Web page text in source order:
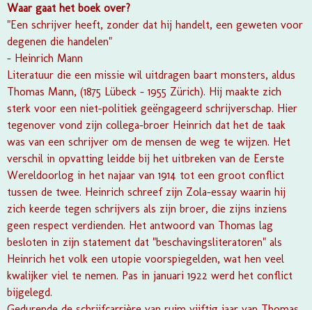
Waar gaat het boek over?
"Een schrijver heeft, zonder dat hij handelt, een geweten voor
degenen die handelen"
– Heinrich Mann
Literatuur die een missie wil uitdragen baart monsters, aldus
Thomas Mann, (1875 Lübeck – 1955 Zürich). Hij maakte zich
sterk voor een niet-politiek geëngageerd schrijverschap. Hier
tegenover vond zijn collega-broer Heinrich dat het de taak
was van een schrijver om de mensen de weg te wijzen. Het
verschil in opvatting leidde bij het uitbreken van de Eerste
Wereldoorlog in het najaar van 1914 tot een groot conflict
tussen de twee. Heinrich schreef zijn Zola-essay waarin hij
zich keerde tegen schrijvers als zijn broer, die zijns inziens
geen respect verdienden. Het antwoord van Thomas lag
besloten in zijn statement dat "beschavingsliteratoren" als
Heinrich het volk een utopie voorspiegelden, wat hen veel
kwalijker viel te nemen. Pas in januari 1922 werd het conflict
bijgelegd.